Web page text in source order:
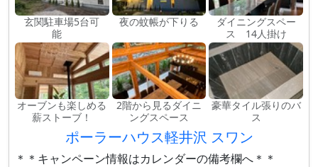
玄関駐車場5台可
能
夜の蚊帳が下りる
ダイニングスペー
ス 14人掛け
オーブンも楽しめる
薪ストーブ！
2階から見るダイニ
ングスペース
豪華タイル張りのバ
ス
ポーラーハウス軽井沢 スワン
＊＊キャンペーン情報はカレンダーの備考欄へ＊＊